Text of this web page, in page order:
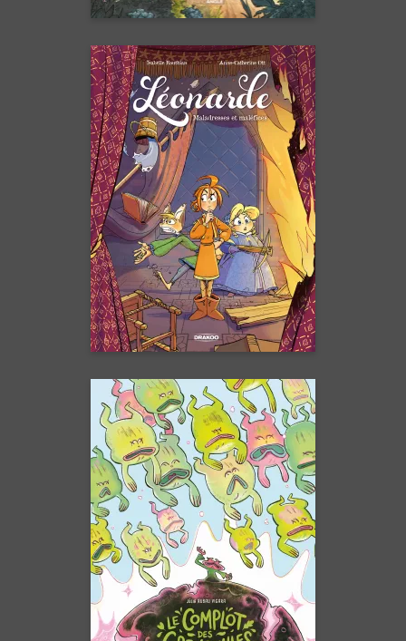
Léonarde
Vol. 03
Date de parution :
16/09/2026
Les épidémies de malchance,
ça n’existe pas… les créatures
magiques susceptibles, si !
En voir +
Le complot des
grenouilles
Date de parution :
29/04/2026
Sous la mare, un complot se
prépare…